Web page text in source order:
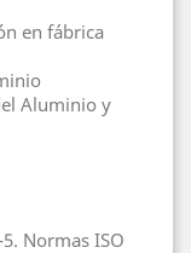
en fábrica
Aluminio y
Normas ISO